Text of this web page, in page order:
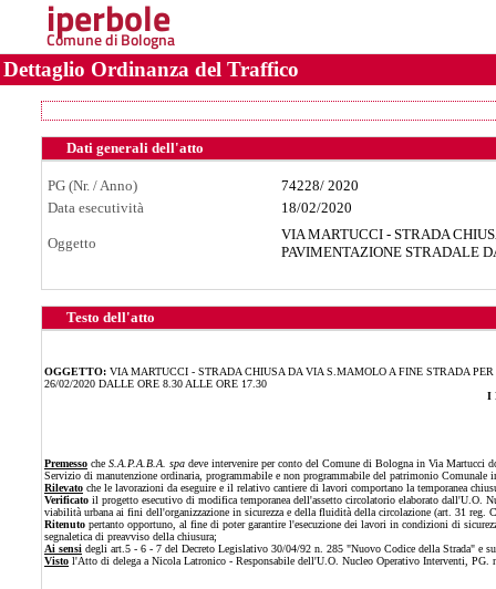
iperbole
Comune di Bologna
Dettaglio Ordinanza del Traffico
Dati generali dell'atto
PG (Nr. / Anno) 74228/ 2020
Data esecutività
18/02/2020
Oggetto
VIA MARTUCCI - STRADA
PAVIMENTAZIONE STRADALE
Testo dell'atto
OGGETTO: VIA MARTUCCI - STRADA CHIUSA DA VIA S.MAMOLO A FINE STRADA
26/02/2020 DALLE ORE 8.30 ALLE ORE 17.30
I
Premesso che S.A.P.A.B.A. spa deve intervenire per conto del Comune di Bologna in Via Martucci
Servizio di manutenzione ordinaria, programmabile e non programmabile del patrimonio Comunale
Rilevato che le lavorazioni da eseguire e il relativo cantiere di lavori comportano la temporanea
Verificato il progetto esecutivo di modifica temporanea dell'assetto circolatorio elaborato dall'U.O.
viabilità urbana ai fini dell'organizzazione in sicurezza e della fluidità della circolazione (art. 31 reg.
Ritenuto pertanto opportuno, al fine di poter garantire l'esecuzione dei lavori in condizioni di
segnaletica di preavviso della chiusura;
Ai sensi degli art.5 - 6 - 7 del Decreto Legislativo 30/04/92 n. 285 "Nuovo Codice della Strada" e
Visto l'Atto di delega a Nicola Latronico - Responsabile dell'U.O. Nucleo Operativo Interventi, PG.